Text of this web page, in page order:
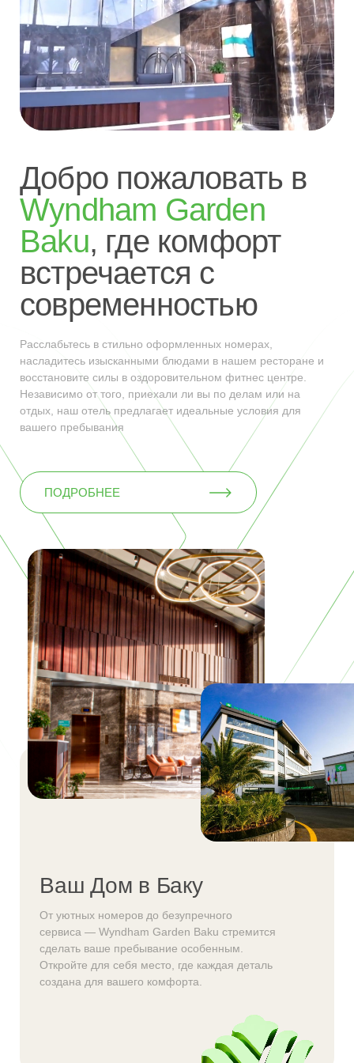
Добро пожаловать в
Wyndham Garden
Baku, где комфорт
встречается с
современностью
Расслабьтесь в стильно оформленных номерах,
насладитесь изысканными блюдами в нашем ресторане и
восстановите силы в оздоровительном фитнес центре.
Независимо от того, приехали ли вы по делам или на
отдых, наш отель предлагает идеальные условия для
вашего пребывания
ПОДРОБНЕЕ
Ваш Дом в Баку
От уютных номеров до безупречного
сервиса — Wyndham Garden Baku стремится
сделать ваше пребывание особенным.
Откройте для себя место, где каждая деталь
создана для вашего комфорта.